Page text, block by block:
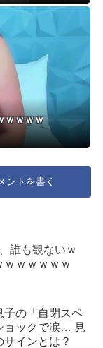
最高！
ｗｗｗｗ
ントを書く
誰も観ないｗ
ｗｗｗｗｗｗ
子の「自閉スペ
ョックで涙… 見
インとは？